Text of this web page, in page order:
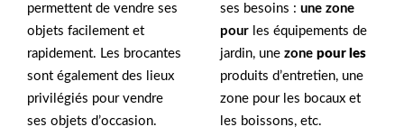
permettent de vendre ses
objets facilement et
rapidement. Les brocantes
sont également des lieux
privilégiés pour vendre
ses objets d’occasion.
ses besoins : une zone
pour les équipements de
jardin, une zone pour les
produits d’entretien, une
zone pour les bocaux et
les boissons, etc.